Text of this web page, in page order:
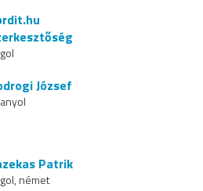
József
Patrik
német